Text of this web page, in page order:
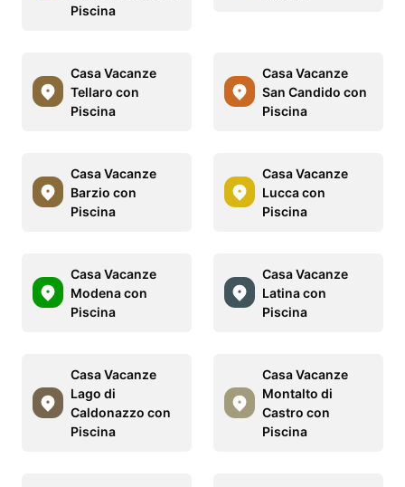
Piscina
Casa Vacanze
Tellaro con
Piscina
Casa Vacanze
San Candido con
Piscina
Casa Vacanze
Barzio con
Piscina
Casa Vacanze
Lucca con
Piscina
Casa Vacanze
Modena con
Piscina
Casa Vacanze
Latina con
Piscina
Casa Vacanze
Lago di
Caldonazzo con
Piscina
Casa Vacanze
Montalto di
Castro con
Piscina